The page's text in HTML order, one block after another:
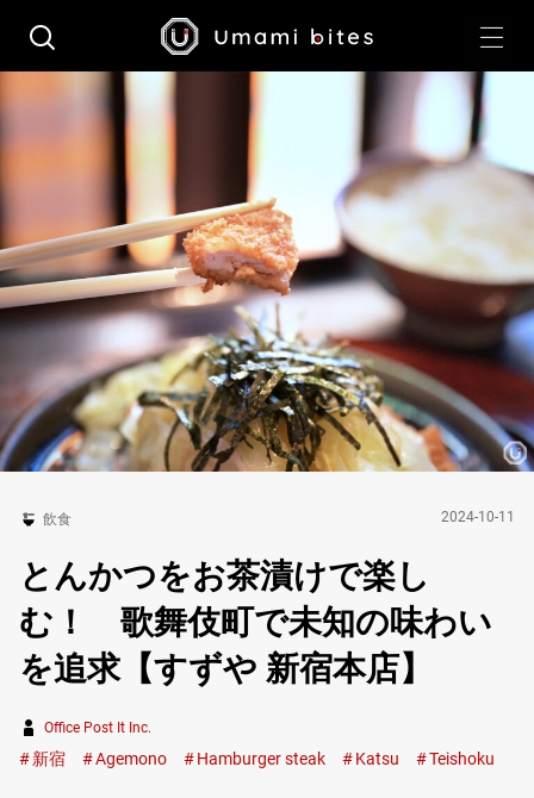
飲食 2024-10-11
とんかつをお茶漬けで楽し
む！ 歌舞伎町で未知の味わい
を追求【すずや 新宿本店】
Office Post It Inc.
新宿 Agemono Hamburger steak Katsu Teishoku